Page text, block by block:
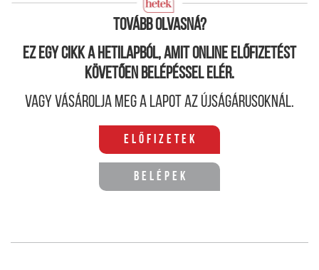
keresettek voltak.(A szerző történész)
Tovább olvasná?
Ez egy cikk a hetilapból, amit online előfizetést
követően belépéssel elér.
Vagy vásárolja meg a lapot az újságárusoknál.
Előfizetek
Belépek